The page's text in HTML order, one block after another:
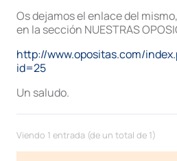
Os dejamos el enlace del
en la sección NUESTRAS
http://www.opositas.com/
id=25
Un saludo.
Viendo 1 entrada (de un total de 1)